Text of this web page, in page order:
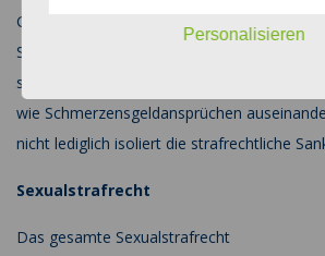
Gerade bei Gewaltstraftaten wird die Luft
Strafandrohungen schnell dünn. Eine kluge
sich auch im Vorfeld schon mit
wie Schmerzensgeldansprüchen
nicht lediglich isoliert die strafrechtliche
Sexualstrafrecht
Das gesamte Sexualstrafrecht
Personalisieren